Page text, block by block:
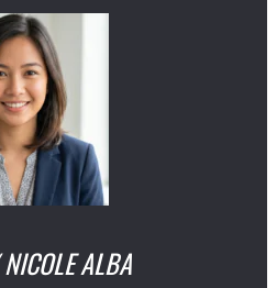
NICOLE ALBA